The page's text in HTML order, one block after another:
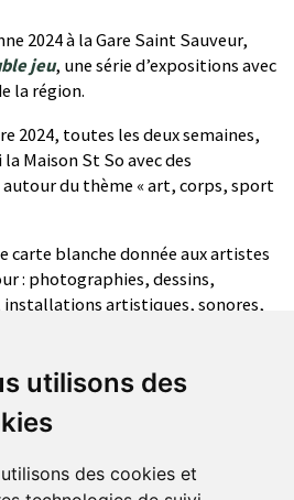
utilisons des
des cookies et
2024 à la Gare Saint Sauveur,
jeu, une série d’expositions avec
la région.
2024, toutes les deux semaines,
Maison St So avec des
du thème « art, corps, sport
carte blanche donnée aux artistes
: photographies, dessins,
artistiques, sonores,
Mercedes Klausner, Ludivine
Julien Kieffer, Julie
Gemptel, Yongkwan Joo,
été faite en concertation avec le